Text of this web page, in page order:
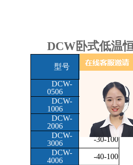
DCW卧式低温
型号
温度范
围
DCW-
0506
-5-100
DCW-
1006
-10-100
DCW-
2006
-20-100
DCW-
3006
-30-100
DCW-
4006
-40-100